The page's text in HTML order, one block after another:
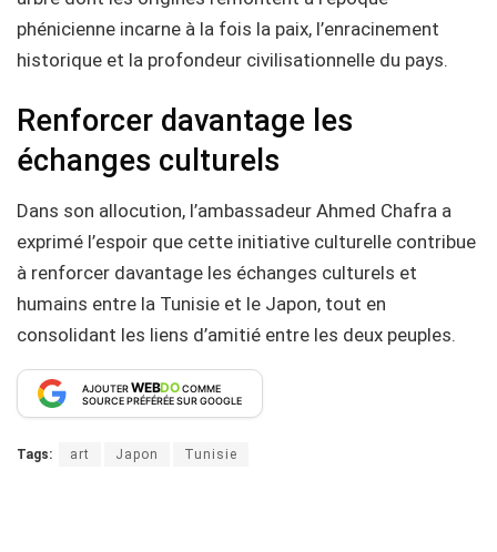
phénicienne incarne à la fois la paix, l’enracinement
historique et la profondeur civilisationnelle du pays.
Renforcer davantage les
échanges culturels
Dans son allocution, l’ambassadeur Ahmed Chafra a
exprimé l’espoir que cette initiative culturelle contribue
à renforcer davantage les échanges culturels et
humains entre la Tunisie et le Japon, tout en
consolidant les liens d’amitié entre les deux peuples.
AJOUTERWEBDOCOMME
SOURCE PRÉFÉRÉE SUR GOOGLE
Tags: art Japon Tunisie